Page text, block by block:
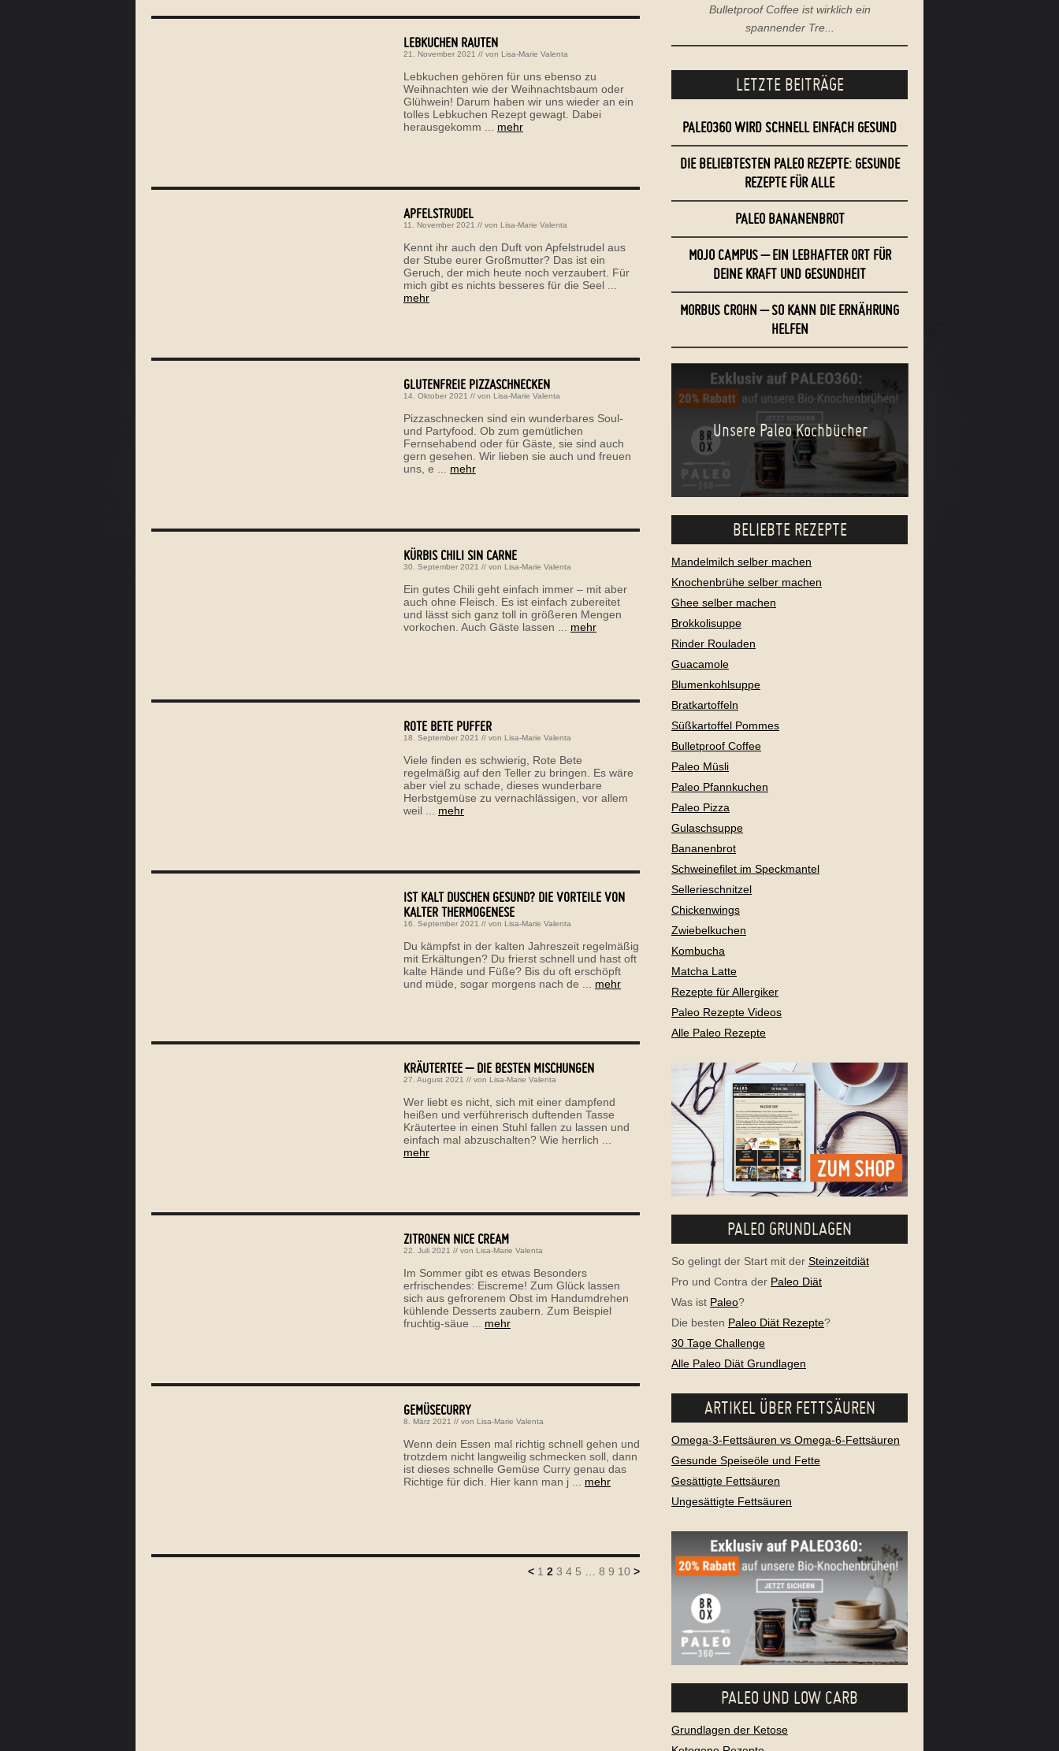
LEBKUCHEN RAUTEN
21. November 2021 // von Lisa-Marie Valenta
Lebkuchen gehören für uns ebenso zu
Weihnachten wie der Weihnachtsbaum oder
Glühwein! Darum haben wir uns wieder an ein
tolles Lebkuchen Rezept gewagt. Dabei
herausgekomm ... mehr
APFELSTRUDEL
11. November 2021 // von Lisa-Marie Valenta
Kennt ihr auch den Duft von Apfelstrudel aus
der Stube eurer Großmutter? Das ist ein
Geruch, der mich heute noch verzaubert. Für
mich gibt es nichts besseres für die Seel ...
mehr
GLUTENFREIE PIZZASCHNECKEN
14. Oktober 2021 // von Lisa-Marie Valenta
Pizzaschnecken sind ein wunderbares Soul-
und Partyfood. Ob zum gemütlichen
Fernsehabend oder für Gäste, sie sind auch
gern gesehen. Wir lieben sie auch und freuen
uns, e ... mehr
KÜRBIS CHILI SIN CARNE
30. September 2021 // von Lisa-Marie Valenta
Ein gutes Chili geht einfach immer – mit aber
auch ohne Fleisch. Es ist einfach zubereitet
und lässt sich ganz toll in größeren Mengen
vorkochen. Auch Gäste lassen ... mehr
ROTE BETE PUFFER
18. September 2021 // von Lisa-Marie Valenta
Viele finden es schwierig, Rote Bete
regelmäßig auf den Teller zu bringen. Es wäre
aber viel zu schade, dieses wunderbare
Herbstgemüse zu vernachlässigen, vor allem
weil ... mehr
IST KALT DUSCHEN GESUND? DIE VORTEILE VON
KALTER THERMOGENESE
16. September 2021 // von Lisa-Marie Valenta
Du kämpfst in der kalten Jahreszeit regelmäßig
mit Erkältungen? Du frierst schnell und hast oft
kalte Hände und Füße? Bis du oft erschöpft
und müde, sogar morgens nach de ... mehr
KRÄUTERTEE – DIE BESTEN MISCHUNGEN
27. August 2021 // von Lisa-Marie Valenta
Wer liebt es nicht, sich mit einer dampfend
heißen und verführerisch duftenden Tasse
Kräutertee in einen Stuhl fallen zu lassen und
einfach mal abzuschalten? Wie herrlich ...
mehr
ZITRONEN NICE CREAM
22. Juli 2021 // von Lisa-Marie Valenta
Im Sommer gibt es etwas Besonders
erfrischendes: Eiscreme! Zum Glück lassen
sich aus gefrorenem Obst im Handumdrehen
kühlende Desserts zaubern. Zum Beispiel
fruchtig-säue ... mehr
GEMÜSECURRY
8. März 2021 // von Lisa-Marie Valenta
Wenn dein Essen mal richtig schnell gehen und
trotzdem nicht langweilig schmecken soll, dann
ist dieses schnelle Gemüse Curry genau das
Richtige für dich. Hier kann man j ... mehr
< 1 2 3 4 5 … 8 9 10 >
Bulletproof Coffee ist wirklich ein
spannender Tre...
LETZTE BEITRÄGE
PALEO360 WIRD SCHNELL EINFACH GESUND
DIE BELIEBTESTEN PALEO REZEPTE: GESUNDE
REZEPTE FÜR ALLE
PALEO BANANENBROT
MOJO CAMPUS – EIN LEBHAFTER ORT FÜR
DEINE KRAFT UND GESUNDHEIT
MORBUS CROHN – SO KANN DIE ERNÄHRUNG
HELFEN
Unsere Paleo Kochbücher
BELIEBTE REZEPTE
Mandelmilch selber machen
Knochenbrühe selber machen
Ghee selber machen
Brokkolisuppe
Rinder Rouladen
Guacamole
Blumenkohlsuppe
Bratkartoffeln
Süßkartoffel Pommes
Bulletproof Coffee
Paleo Müsli
Paleo Pfannkuchen
Paleo Pizza
Gulaschsuppe
Bananenbrot
Schweinefilet im Speckmantel
Sellerieschnitzel
Chickenwings
Zwiebelkuchen
Kombucha
Matcha Latte
Rezepte für Allergiker
Paleo Rezepte Videos
Alle Paleo Rezepte
PALEO GRUNDLAGEN
So gelingt der Start mit der Steinzeitdiät
Pro und Contra der Paleo Diät
Was ist Paleo?
Die besten Paleo Diät Rezepte?
30 Tage Challenge
Alle Paleo Diät Grundlagen
ARTIKEL ÜBER FETTSÄUREN
Omega-3-Fettsäuren vs Omega-6-Fettsäuren
Gesunde Speiseöle und Fette
Gesättigte Fettsäuren
Ungesättigte Fettsäuren
PALEO UND LOW CARB
Grundlagen der Ketose